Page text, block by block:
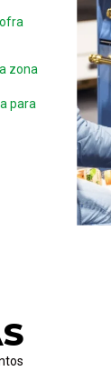
zona
para